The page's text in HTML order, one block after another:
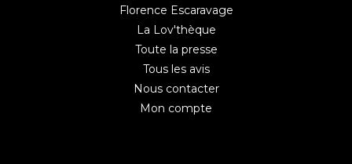
Florence Escaravage
La Lov'thèque
Toute la presse
Tous les avis
Nous contacter
Mon compte